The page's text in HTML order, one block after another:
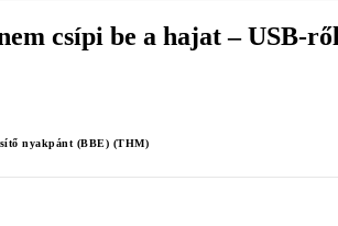
csípi be a hajat –
nyakpánt (BBE) (THM)